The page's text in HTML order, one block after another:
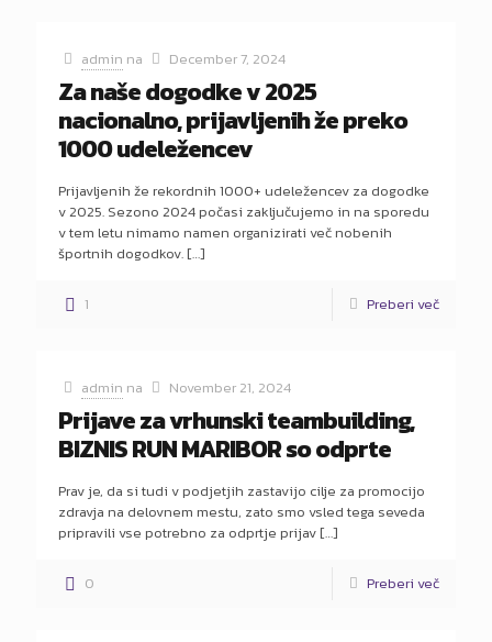
admin na December 7, 2024
Za naše dogodke v 2025
nacionalno, prijavljenih že preko
1000 udeležencev
Prijavljenih že rekordnih 1000+ udeležencev za dogodke
v 2025. Sezono 2024 počasi zaključujemo in na sporedu
v tem letu nimamo namen organizirati več nobenih
športnih dogodkov. […]
1 Preberi več
admin na November 21, 2024
Prijave za vrhunski teambuilding,
BIZNIS RUN MARIBOR so odprte
Prav je, da si tudi v podjetjih zastavijo cilje za promocijo
zdravja na delovnem mestu, zato smo vsled tega seveda
pripravili vse potrebno za odprtje prijav […]
0 Preberi več